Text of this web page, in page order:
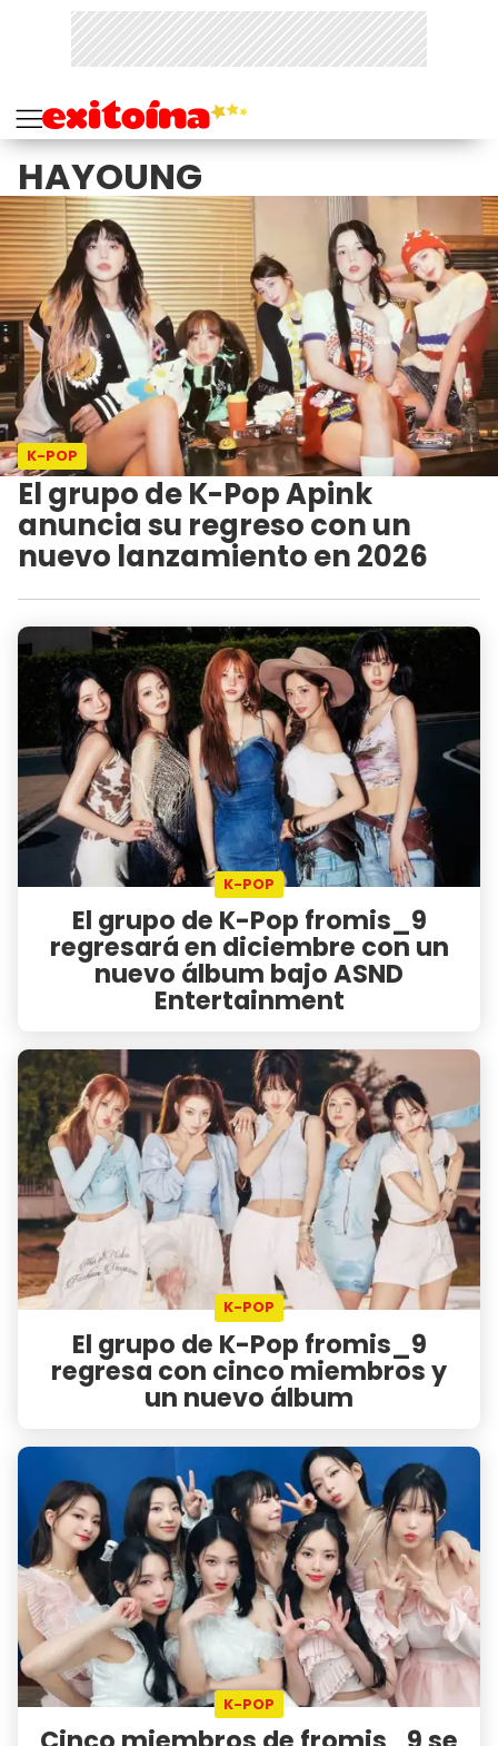
HAYOUNG
K-POP
El grupo de K-Pop Apink
anuncia su regreso con un
nuevo lanzamiento en 2026
K-POP
El grupo de K-Pop fromis_9
regresará en diciembre con un
nuevo álbum bajo ASND
Entertainment
K-POP
El grupo de K-Pop fromis_9
regresa con cinco miembros y
un nuevo álbum
K-POP